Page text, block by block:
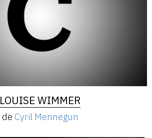
LOUISE WIMMER
de Cyril Mennegun